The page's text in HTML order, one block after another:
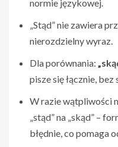
normie językowej.
„Stąd” nie zawiera
nierozdzielny wyraz.
Dla porównania:
pisze się łącznie, bez
W razie wątpliwości
„stąd” na „skąd” –
błędnie, co pomaga